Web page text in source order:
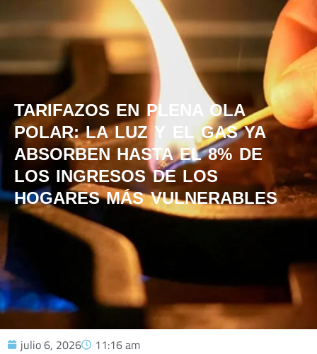
TARIFAZOS EN PLENA OLA
POLAR: LA LUZ Y EL GAS YA
ABSORBEN HASTA EL 8% DE
LOS INGRESOS DE LOS
HOGARES MÁS VULNERABLES
julio 6, 2026 11:16 am